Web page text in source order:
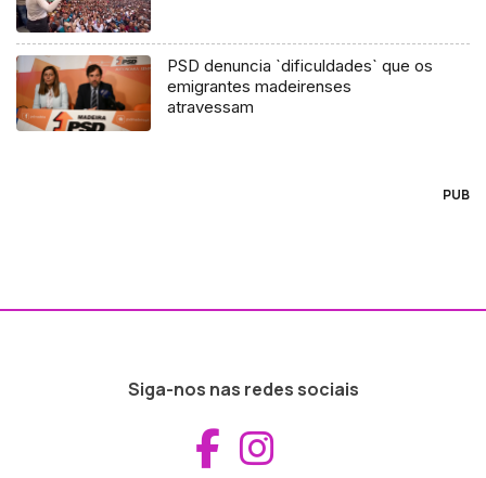
PSD denuncia `dificuldades` que os
emigrantes madeirenses
atravessam
PUB
Siga-nos nas redes sociais
Aceder ao